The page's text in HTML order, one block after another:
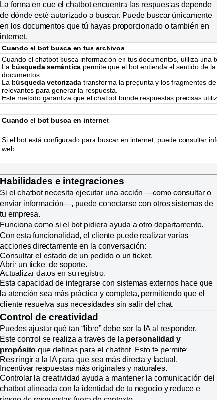
La forma en que el chatbot encuentra las respuestas depende
de dónde esté autorizado a buscar. Puede buscar únicamente
en los documentos que tú hayas proporcionado o también en
internet.
Cuando el bot busca en tus archivos
Cuando el chatbot busca información en tus documentos, utiliza una
La búsqueda semántica permite que el bot entienda el sentido de
documentos.
La búsqueda vetorizada transforma la pregunta y los fragmentos
relevantes para generar la respuesta.
Este método garantiza que el chatbot brinde respuestas precisas
Cuando el bot busca en internet
Si el bot está configurado para buscar en internet, puede consultar
web.
Habilidades e integraciones
Si el chatbot necesita ejecutar una acción —como consultar o
enviar información—, puede conectarse con otros sistemas de
tu empresa.
Funciona como si el bot pidiera ayuda a otro departamento.
Con esta funcionalidad, el cliente puede realizar varias
acciones directamente en la conversación:
Consultar el estado de un pedido o un ticket.
Abrir un ticket de soporte.
Actualizar datos en su registro.
Esta capacidad de integrarse con sistemas externos hace que
la atención sea más práctica y completa, permitiendo que el
cliente resuelva sus necesidades sin salir del chat.
Control de creatividad
Puedes ajustar qué tan “libre” debe ser la IA al responder.
Este control se realiza a través de la personalidad y
propósito que definas para el chatbot. Esto te permite:
Restringir a la IA para que sea más directa y factual.
Incentivar respuestas más originales y naturales.
Controlar la creatividad ayuda a mantener la comunicación del
chatbot alineada con la identidad de tu negocio y reduce el